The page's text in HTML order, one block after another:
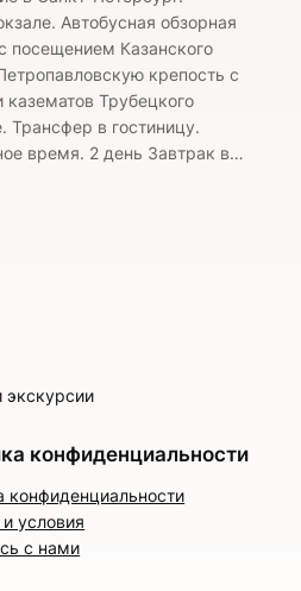
Автобусная обзорная
посещением Казанского
крепость с
Трубецкого
Трансфер в гостиницу.
время. 2 день Завтрак в…
экскурсии
конфиденциальности
конфиденциальности
условия
с нами